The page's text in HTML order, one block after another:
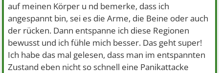
auf meinen Körper u nd bemerke, dass ich
angespannt bin, sei es die Arme, die Beine oder auch
der rücken. Dann entspanne ich diese Regionen
bewusst und ich fühle mich besser. Das geht super!
Ich habe das mal gelesen, dass man im entspannten
Zustand eben nicht so schnell eine Panikattacke